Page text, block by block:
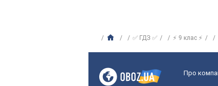
✅ ГДЗ ✅ ⚡ 9 клас ⚡
Про